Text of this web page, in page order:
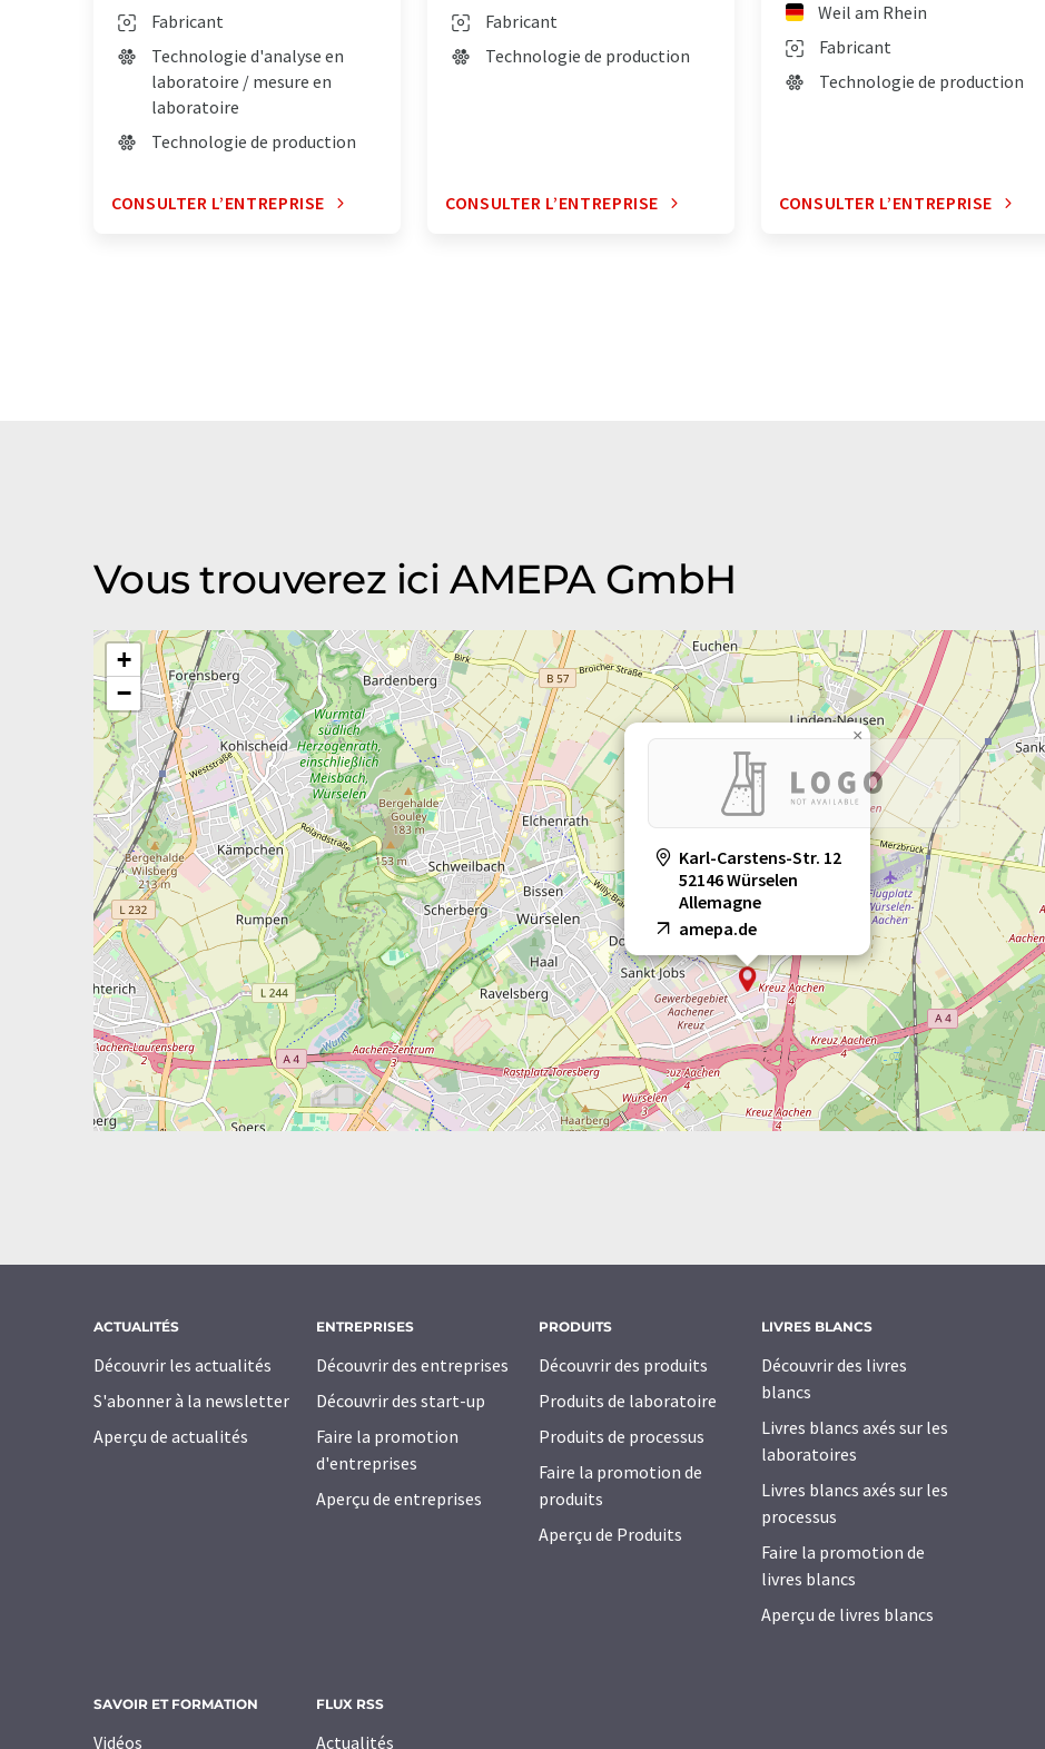
Fabricant
Technologie d'analyse en
laboratoire / mesure en
laboratoire
Technologie de production
CONSULTER L’ENTREPRISE
Fabricant
Technologie de production
CONSULTER L’ENTREPRISE
Weil am Rhein
Fabricant
Technologie de production
CONSULTER L’ENTREPRISE
Vous trouverez ici AMEPA GmbH
Karl-Carstens-Str. 12
52146 Würselen
Allemagne
amepa.de
×
+
−
ACTUALITÉS
Découvrir les actualités
S'abonner à la newsletter
Aperçu de actualités
ENTREPRISES
Découvrir des entreprises
Découvrir des start-up
Faire la promotion
d'entreprises
Aperçu de entreprises
PRODUITS
Découvrir des produits
Produits de laboratoire
Produits de processus
Faire la promotion de
produits
Aperçu de Produits
LIVRES BLANCS
Découvrir des livres
blancs
Livres blancs axés sur les
laboratoires
Livres blancs axés sur les
processus
Faire la promotion de
livres blancs
Aperçu de livres blancs
SAVOIR ET FORMATION
Vidéos
FLUX RSS
Actualités